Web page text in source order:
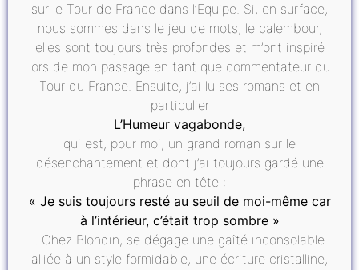
sur le Tour de France dans l’Equipe. Si, en surface,
nous sommes dans le jeu de mots, le calembour,
elles sont toujours très profondes et m’ont inspiré
lors de mon passage en tant que commentateur du
Tour du France. Ensuite, j’ai lu ses romans et en
particulier
L’Humeur vagabonde,
qui est, pour moi, un grand roman sur le
désenchantement et dont j’ai toujours gardé une
phrase en tête :
« Je suis toujours resté au seuil de moi-même car
à l’intérieur, c’était trop sombre »
. Chez Blondin, se dégage une gaîté inconsolable
alliée à un style formidable, une écriture cristalline,